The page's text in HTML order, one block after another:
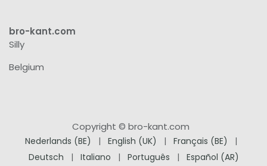
bro-kant.com
Silly
Belgium
Copyright © bro-kant.com
Nederlands (BE) | English (UK) | Français (BE)
|
Deutsch
| Italiano | Português |
Español (AR)